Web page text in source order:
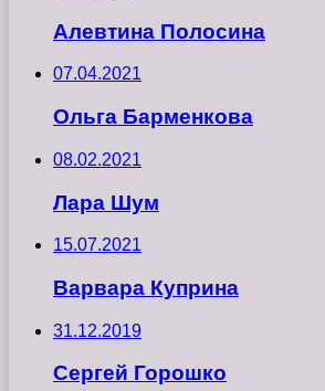
Алевтина Полосина
07.04.2021
Ольга Барменкова
08.02.2021
Лара Шум
15.07.2021
Варвара Куприна
31.12.2019
Сергей Горошко